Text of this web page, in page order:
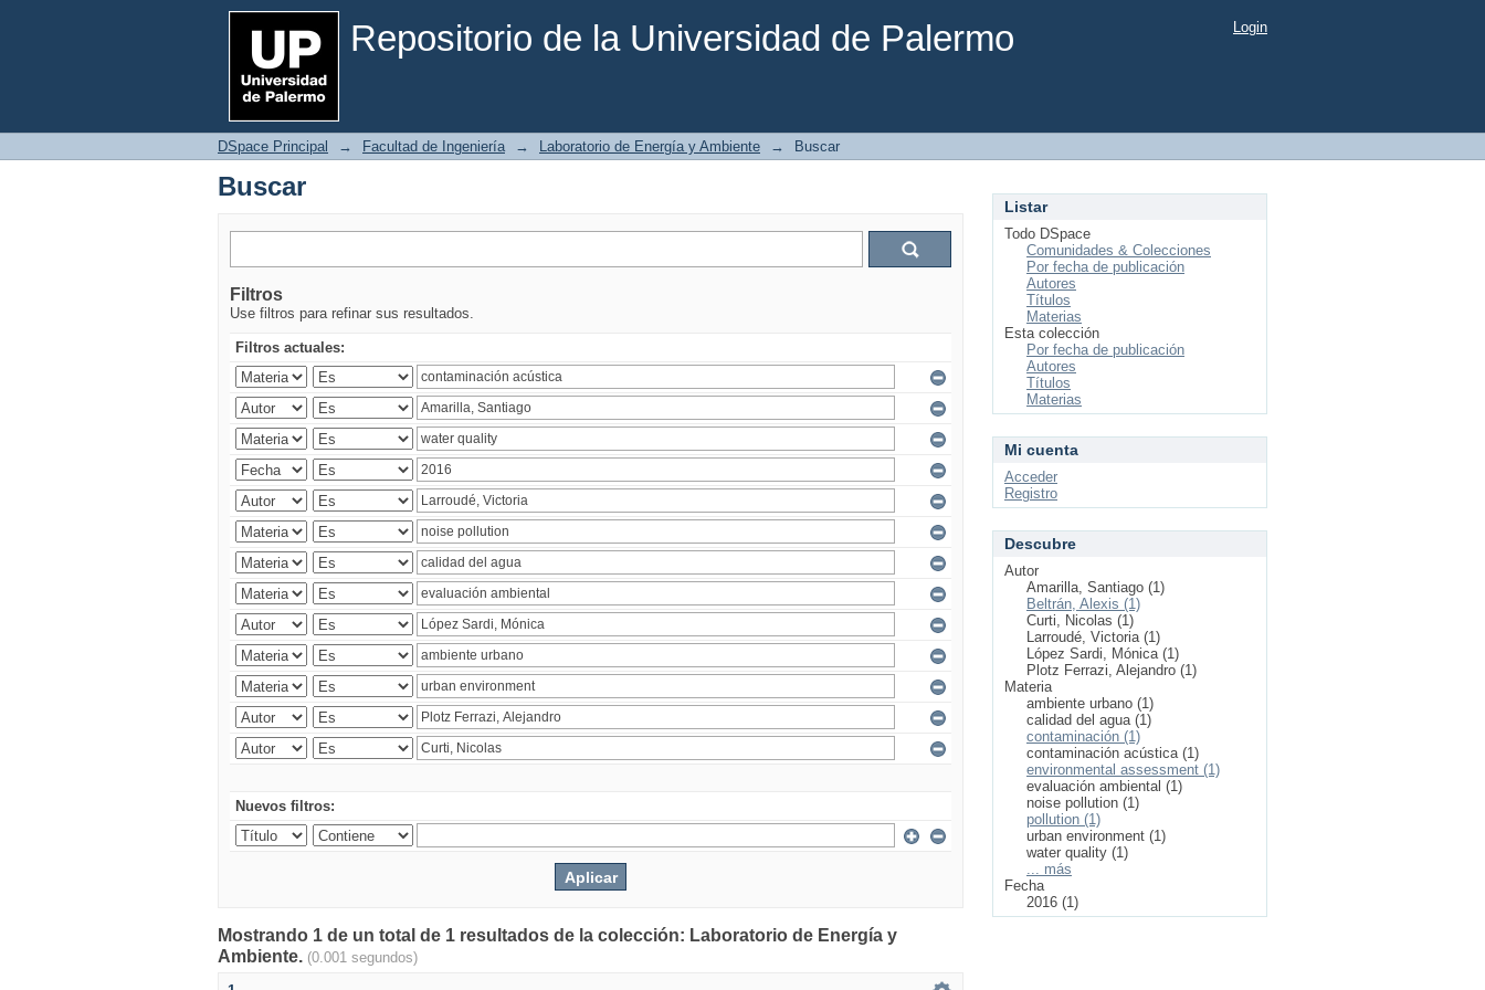
Repositorio de la Universidad de Palermo
Buscar Login
DSpace Principal → Facultad de Ingeniería → Laboratorio de Energía y Ambiente → Buscar
Buscar
Filtros
Use filtros para refinar sus resultados.
Filtros actuales:
Nuevos filtros:
Mostrando 1 de un total de 1 resultados de la colección: Laboratorio de Energía y
Ambiente. (0.001 segundos)
Listar
Todo DSpace
Comunidades & Colecciones
Por fecha de publicación
Autores
Títulos
Materias
Esta colección
Por fecha de publicación
Autores
Títulos
Materias
Mi cuenta
Acceder
Registro
Descubre
Autor
Amarilla, Santiago (1)
Beltrán, Alexis (1)
Curti, Nicolas (1)
Larroudé, Victoria (1)
López Sardi, Mónica (1)
Plotz Ferrazi, Alejandro (1)
Materia
ambiente urbano (1)
calidad del agua (1)
contaminación (1)
contaminación acústica (1)
environmental assessment (1)
evaluación ambiental (1)
noise pollution (1)
pollution (1)
urban environment (1)
water quality (1)
... más
Fecha
2016 (1)